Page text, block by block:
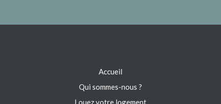
Accueil
Qui sommes-nous ?
Louez votre logement